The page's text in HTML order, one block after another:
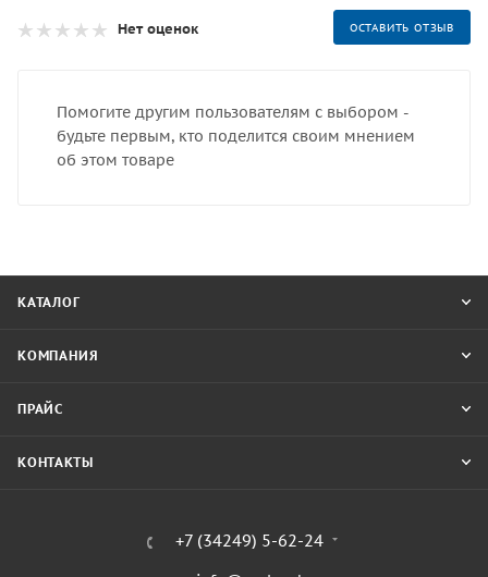
Нет оценок ОСТАВИТЬ ОТЗЫВ
Помогите другим пользователям с выбором -
будьте первым, кто поделится своим мнением
об этом товаре
КАТАЛОГ
КОМПАНИЯ
ПРАЙС
КОНТАКТЫ
+7 (34249) 5-62-24